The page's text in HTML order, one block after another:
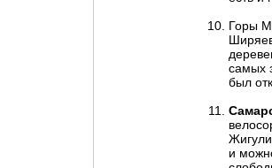
Горы
самых
был
и